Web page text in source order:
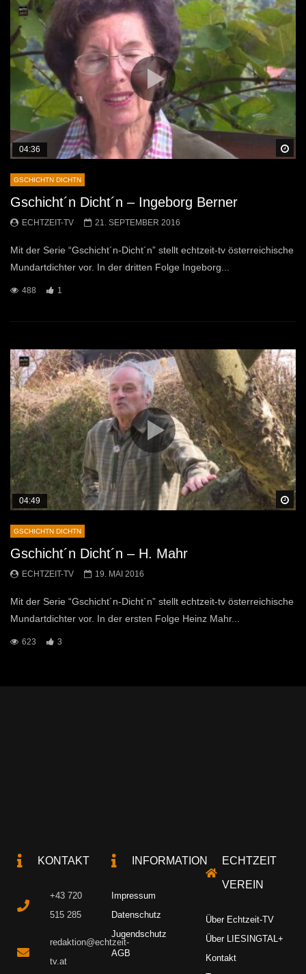
04:36
GSCHICHTN DICHTN
Gschicht´n Dicht´n – Ingeborg Berner
ECHTZEIT-TV 21. SEPTEMBER 2016
Mit der Serie “Gschicht´n-Dicht´n” stellt echtzeit-tv österreichische
Mundartdichter vor. In der dritten Folge Ingeborg...
488 1
04:49
GSCHICHTN DICHTN
Gschicht´n Dicht´n – H. Mahr
ECHTZEIT-TV 19. MAI 2016
Mit der Serie “Gschicht´n-Dicht´n” stellt echtzeit-tv österreichische
Mundartdichter vor. In der ersten Folge Heinz Mahr...
623 3
KONTAKT
+43 720
515 285
redaktion@echtzeit-
tv.at
INFORMATION
Impressum
Datenschutz
Jugendschutz
AGB
ECHTZEIT
VEREIN
Über Echtzeit-TV
Über LIESINGTAL+
Kontakt